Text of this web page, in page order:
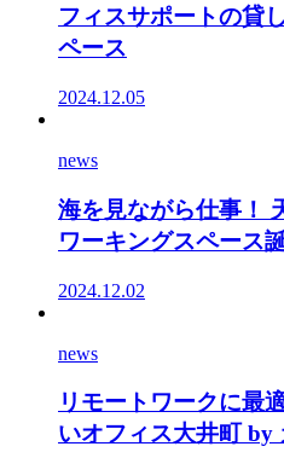
フィスサポートの貸
ペース
2024.12.05
news
海を見ながら仕事！
ワーキングスペース
2024.12.02
news
リモートワークに最
いオフィス大井町 by